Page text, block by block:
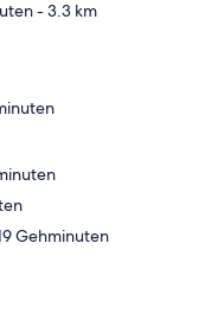
- 3.3 km
- ‬9 Autominuten
im alten Bahnhof Zingst - ‬19 Gehminuten